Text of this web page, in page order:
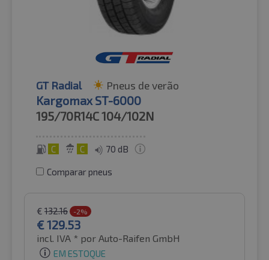
GT Radial Pneus de verão
Kargomax ST-6000
195/70R14C104/102N
C C 70 dB
Comparar pneus
€ 132.16 -2%
€129.53
incl. IVA * por Auto-Raifen GmbH
EM ESTOQUE